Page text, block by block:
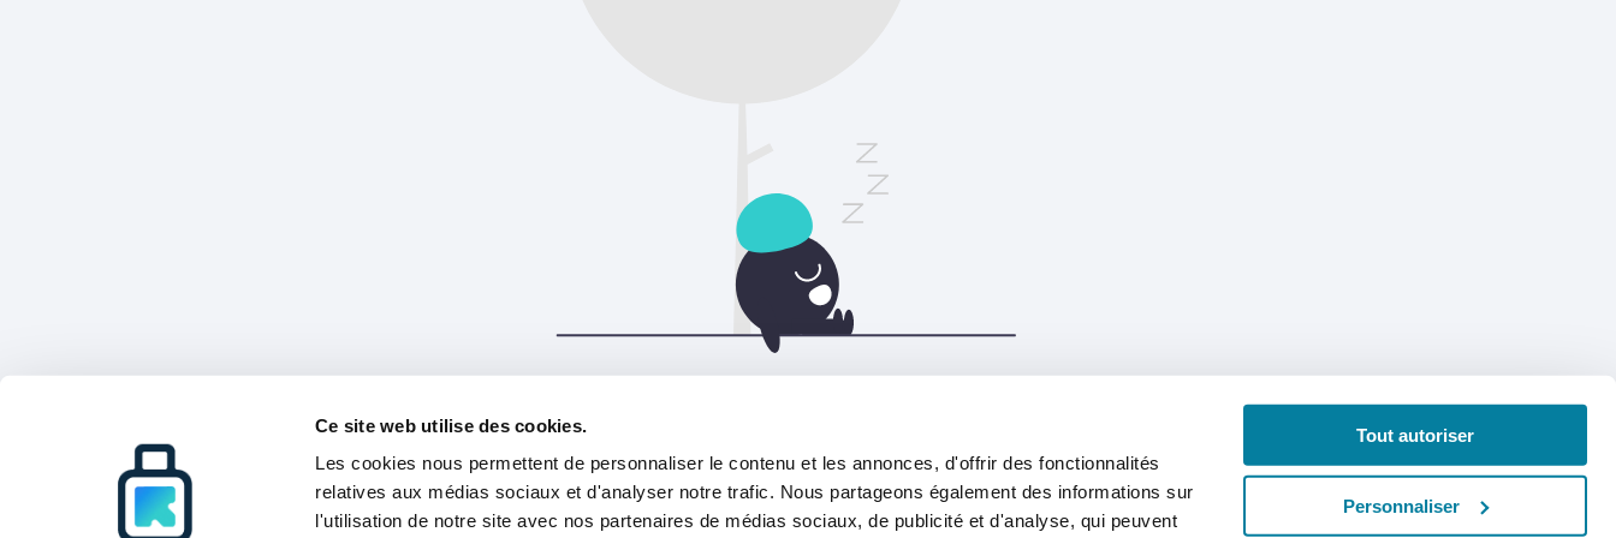
Ce site web utilise des cookies.
Les cookies nous permettent de personnaliser le contenu et les annonces, d'offrir des fonctionnalités
relatives aux médias sociaux et d'analyser notre trafic. Nous partageons également des informations sur
l'utilisation de notre site avec nos partenaires de médias sociaux, de publicité et d'analyse, qui peuvent
Tout autoriser
Personnaliser
Rafraîchir